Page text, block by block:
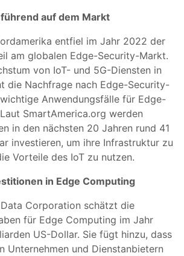
auf dem Markt
entfiel im Jahr 2022 der
am globalen Edge-Security-Markt.
von IoT- und 5G-Diensten in
die Nachfrage nach Edge-Security-
Anwendungsfälle für Edge-
SmartAmerica.org werden
in den nächsten 20 Jahren rund 41
investieren, um ihre Infrastruktur zu
Vorteile des IoT zu nutzen.
in Edge Computing
Corporation schätzt die
für Edge Computing im Jahr
US-Dollar. Sie fügt hinzu, dass
Unternehmen und Dienstanbietern